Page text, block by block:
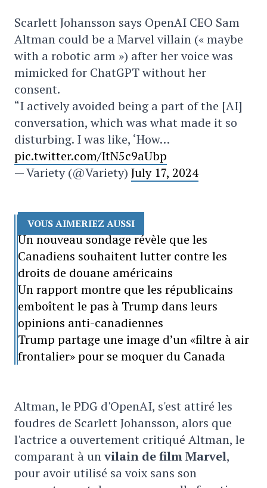
Scarlett Johansson says OpenAI CEO Sam
Altman could be a Marvel villain (« maybe
with a robotic arm ») after her voice was
mimicked for ChatGPT without her
consent.
“I actively avoided being a part of the [AI]
conversation, which was what made it so
disturbing. I was like, ‘How…
pic.twitter.com/ItN5c9aUbp
— Variety (@Variety) July 17, 2024
VOUS AIMERIEZ AUSSI
Un nouveau sondage révèle que les
Canadiens souhaitent lutter contre les
droits de douane américains
Un rapport montre que les républicains
emboîtent le pas à Trump dans leurs
opinions anti-canadiennes
Trump partage une image d’un «filtre à air
frontalier» pour se moquer du Canada
Altman, le PDG d'OpenAI, s'est attiré les
foudres de Scarlett Johansson, alors que
l'actrice a ouvertement critiqué Altman, le
comparant à unvilain de film Marvel,
pour avoir utilisé sa voix sans son